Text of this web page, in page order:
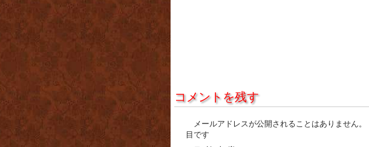
コメントを残す
メールアドレスが公開されることはありません。
目です